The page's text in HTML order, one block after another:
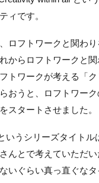
ィです。
ロフトワークと関わ
からロフトワークと
トワークが考える「ク
おうと、ロフトワー
スタートさせました。
いうシリーズタイトル
んとで考えていただ
いぐらい真っ直ぐな